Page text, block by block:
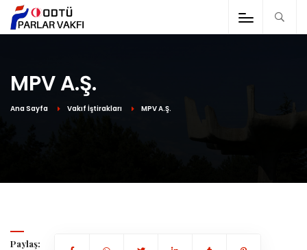
MPV A.Ş.
Ana Sayfa Vakıf İştirakları MPV A.Ş.
Paylaş: